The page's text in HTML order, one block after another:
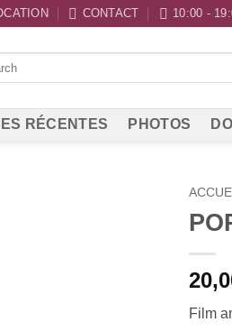
CONTACT 10:00 -
RÉCENTES PHOTOS
Film